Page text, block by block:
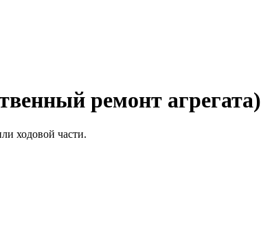
ремонт агрегата)
ходовой части.